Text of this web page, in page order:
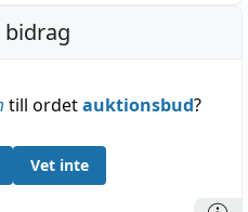
bidrag
till ordetauktionsbud?
Vet inte